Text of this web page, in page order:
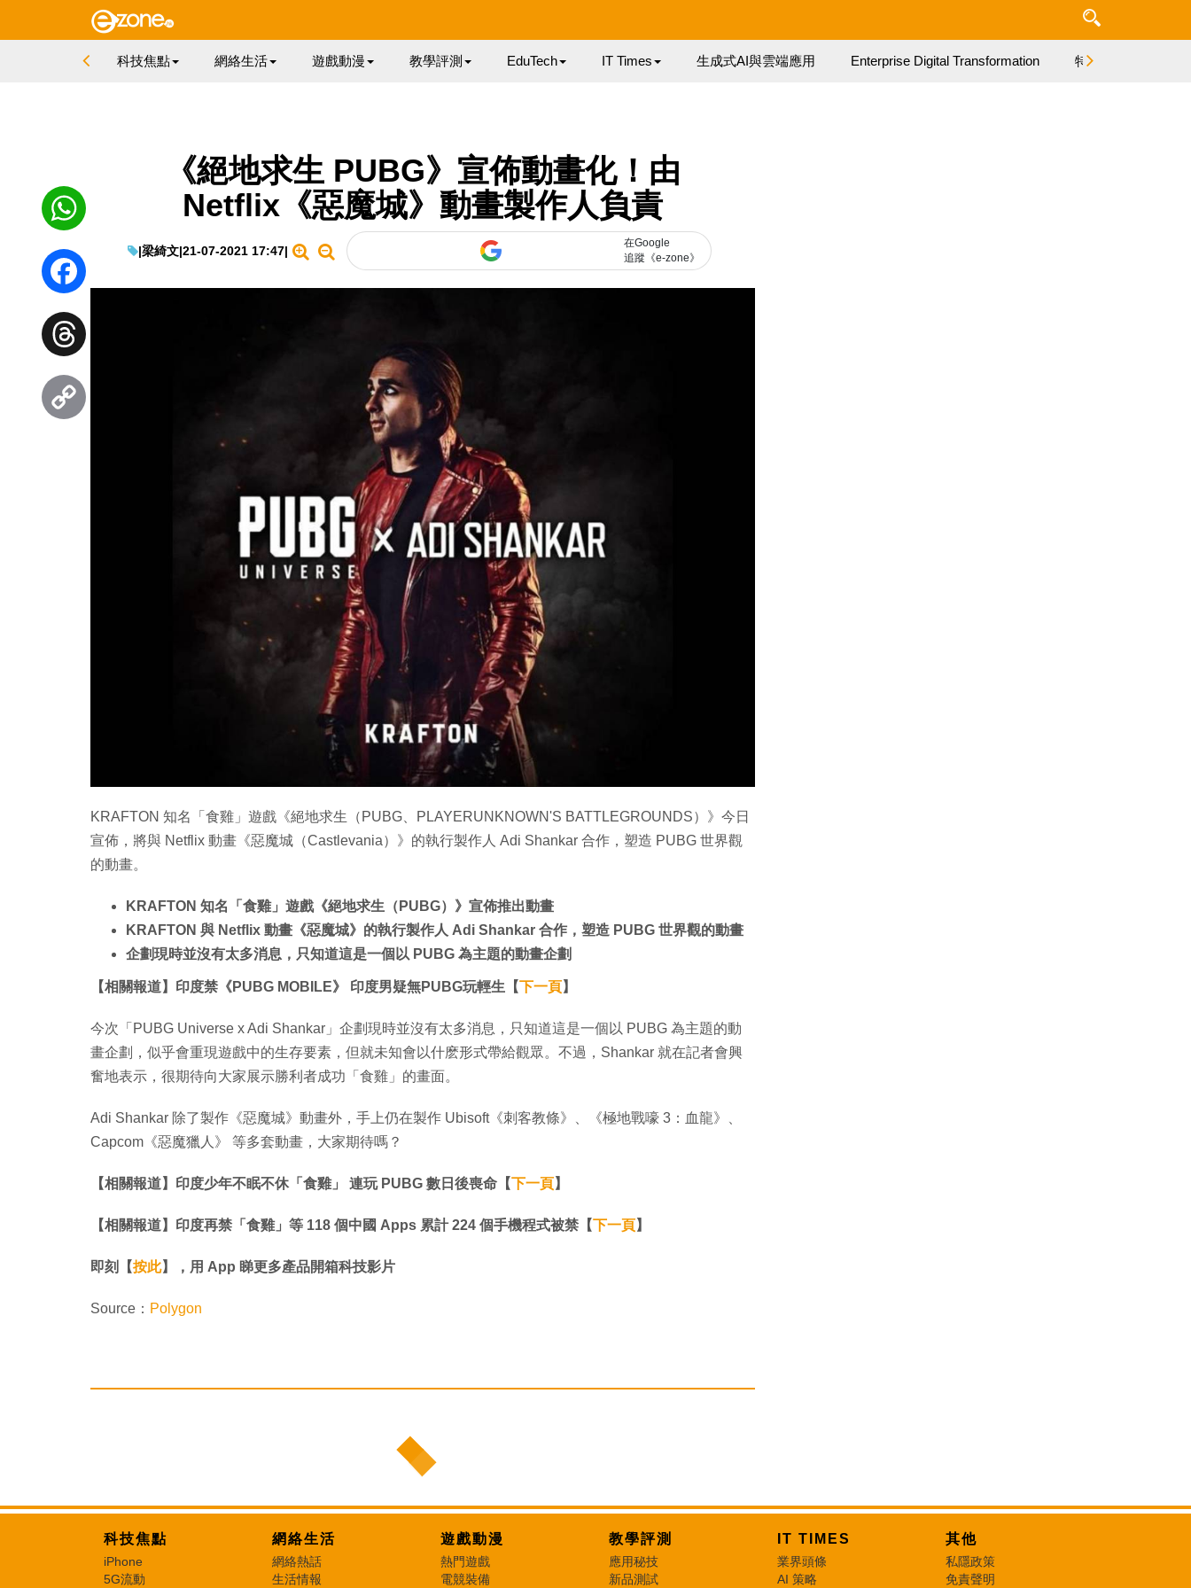
科技焦點 網絡生活 遊戲動漫 教學評測 EduTech IT Times 生成式AI與雲端應用 Enterprise Digital Transformation 特集
《絕地求生 PUBG》宣佈動畫化！由
Netflix《惡魔城》動畫製作人負責
|梁綺文|21-07-2021 17:47|
在Google
追蹤《e-zone》
KRAFTON 知名「食雞」遊戲《絕地求生（PUBG、PLAYERUNKNOWN'S BATTLEGROUNDS）》今日
宣佈，將與 Netflix 動畫《惡魔城（Castlevania）》的執行製作人 Adi Shankar 合作，塑造 PUBG 世界觀
的動畫。
KRAFTON 知名「食雞」遊戲《絕地求生（PUBG）》宣佈推出動畫
KRAFTON 與 Netflix 動畫《惡魔城》的執行製作人 Adi Shankar 合作，塑造 PUBG 世界觀的動畫
企劃現時並沒有太多消息，只知道這是一個以 PUBG 為主題的動畫企劃
【相關報道】印度禁《PUBG MOBILE》 印度男疑無PUBG玩輕生【下一頁】
今次「PUBG Universe x Adi Shankar」企劃現時並沒有太多消息，只知道這是一個以 PUBG 為主題的動
畫企劃，似乎會重現遊戲中的生存要素，但就未知會以什麽形式帶給觀眾。不過，Shankar 就在記者會興
奮地表示，很期待向大家展示勝利者成功「食雞」的畫面。
Adi Shankar 除了製作《惡魔城》動畫外，手上仍在製作 Ubisoft《刺客教條》、《極地戰嚎 3：血龍》、
Capcom《惡魔獵人》 等多套動畫，大家期待嗎？
【相關報道】印度少年不眠不休「食雞」 連玩 PUBG 數日後喪命【下一頁】
【相關報道】印度再禁「食雞」等 118 個中國 Apps 累計 224 個手機程式被禁【下一頁】
即刻【按此】，用 App 睇更多產品開箱科技影片
Source： Polygon
WhatsApp
Facebook
Threads
科技焦點
iPhone
5G流動
網絡生活
網絡熱話
生活情報
遊戲動漫
熱門遊戲
電競裝備
教學評測
應用秘技
新品測試
IT TIMES
業界頭條
AI 策略
其他
私隱政策
免責聲明